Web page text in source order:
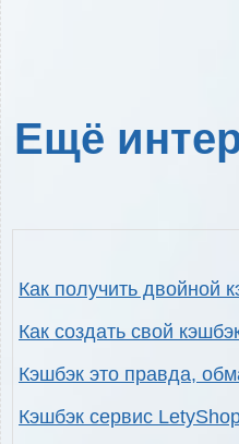
Ещё
Как получить двойной
Как создать свой
Кэшбэк это правда,
Кэшбэк сервис